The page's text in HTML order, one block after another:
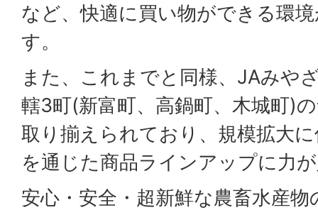
など、快適に買い物ができる環
す。
また、これまでと同様、JAみや
轄3町(新富町、高鍋町、木城町)
取り揃えられており、規模拡大
を通じた商品ラインアップに力
安心・安全・超新鮮な農畜水産